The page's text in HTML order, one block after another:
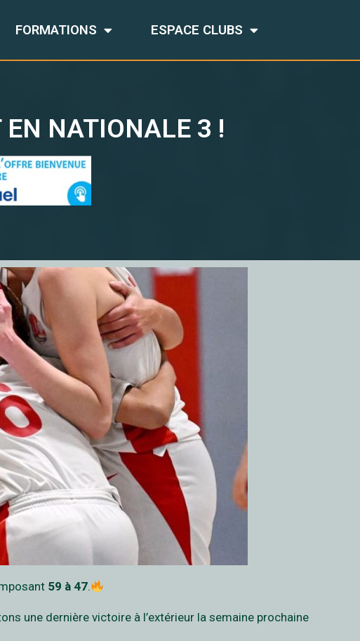
FORMATIONS ESPACE CLUBS
NATIONALE 3 !
59 à 47.
une dernière victoire à l’extérieur la semaine prochaine